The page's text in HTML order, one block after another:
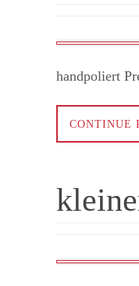
handpoliert
CONTINUE